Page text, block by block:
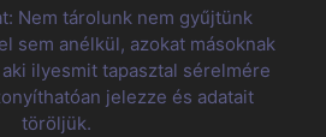
Nem tárolunk nem gyűjtünk
sem anélkül, azokat másoknak
ilyesmit tapasztal sérelmére
jelezze és adatait
töröljük.